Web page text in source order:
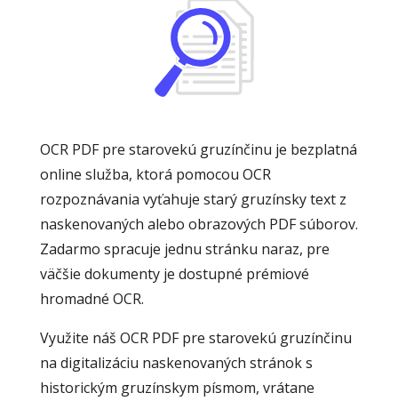
OCR PDF pre starovekú gruzínčinu je bezplatná
online služba, ktorá pomocou OCR
rozpoznávania vyťahuje starý gruzínsky text z
naskenovaných alebo obrazových PDF súborov.
Zadarmo spracuje jednu stránku naraz, pre
väčšie dokumenty je dostupné prémiové
hromadné OCR.
Využite náš OCR PDF pre starovekú gruzínčinu
na digitalizáciu naskenovaných stránok s
historickým gruzínskym písmom, vrátane